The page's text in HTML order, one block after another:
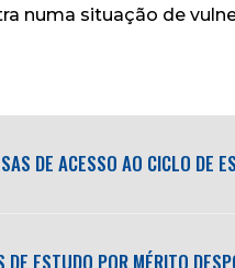
numa situação de
DE ACESSO AO CICLO DE
DE ESTUDO POR MÉRITO